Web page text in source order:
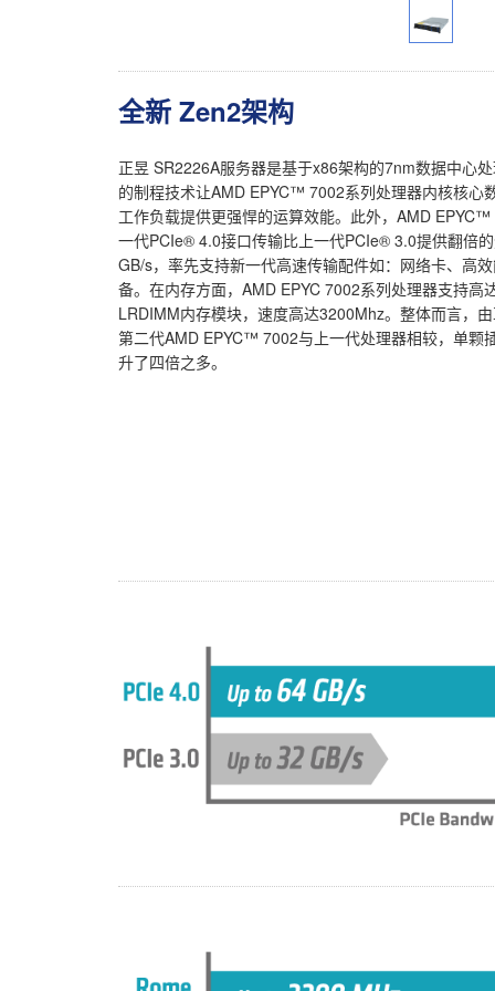
全新 Zen2架构
正昱 SR2226A服务器是基于x86架构的7nm数据中心
的制程技术让AMD EPYC™ 7002系列处理器内核核心
工作负载提供更强悍的运算效能。此外，AMD
一代PCIe® 4.0接口传输比上一代PCIe® 3.0提供翻倍
GB/s，率先支持新一代高速传输配件如：网络卡、高
备。在内存方面，AMD EPYC 7002系列处理器支持
LRDIMM内存模块，速度高达3200Mhz。整体而言，
第二代AMD EPYC™ 7002与上一代处理器相较，单颗
升了四倍之多。